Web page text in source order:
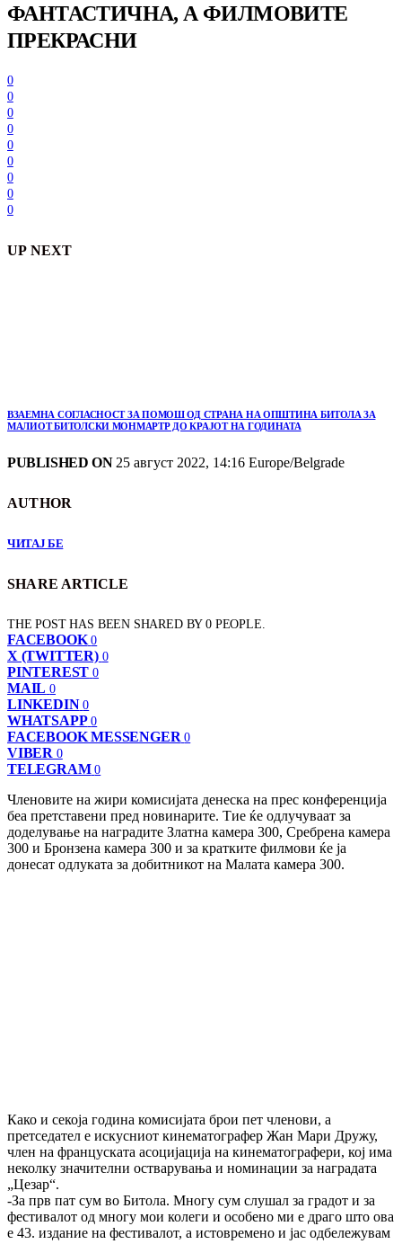
ФАНТАСТИЧНА, А ФИЛМОВИТЕ
ПРЕКРАСНИ
0
0
0
0
0
0
0
0
0
UP NEXT
ВЗАЕМНА СОГЛАСНОСТ ЗА ПОМОШ ОД СТРАНА НА ОПШТИНА БИТОЛА ЗА
МАЛИОТ БИТОЛСКИ МОНМАРТР ДО КРАЈОТ НА ГОДИНАТА
PUBLISHED ON25 август 2022, 14:16 Europe/Belgrade
AUTHOR
ЧИТАЈ БЕ
SHARE ARTICLE
THE POST HAS BEEN SHARED BY0 PEOPLE.
FACEBOOK 0
X (TWITTER) 0
PINTEREST 0
MAIL 0
LINKEDIN 0
WHATSAPP 0
FACEBOOK MESSENGER 0
VIBER 0
TELEGRAM 0
Членовите на жири комисијата денеска на прес конференција
беа претставени пред новинарите. Тие ќе одлучуваат за
доделување на наградите Златна камера 300, Сребрена камера
300 и Бронзена камера 300 и за кратките филмови ќе ја
донесат одлуката за добитникот на Малата камера 300.
Како и секоја година комисијата брои пет членови, а
претседател е искусниот кинематографер Жан Мари Дружу,
член на француската асоцијација на кинематографери, кој има
неколку значителни остварувања и номинации за наградата
„Цезар“.
-За прв пат сум во Битола. Многу сум слушал за градот и за
фестивалот од многу мои колеги и особено ми е драго што ова
е 43. издание на фестивалот, а истовремено и јас одбележувам